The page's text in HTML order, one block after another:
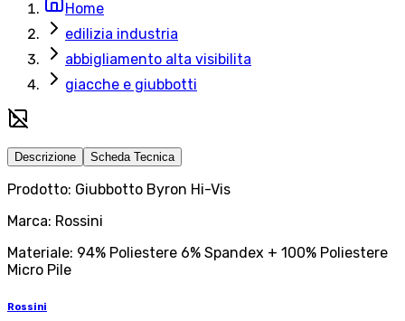
Home
edilizia industria
abbigliamento alta visibilita
giacche e giubbotti
Descrizione Scheda Tecnica
Prodotto: Giubbotto Byron Hi-Vis
Marca: Rossini
Materiale: 94% Poliestere 6% Spandex + 100% Poliestere
Micro Pile
Rossini